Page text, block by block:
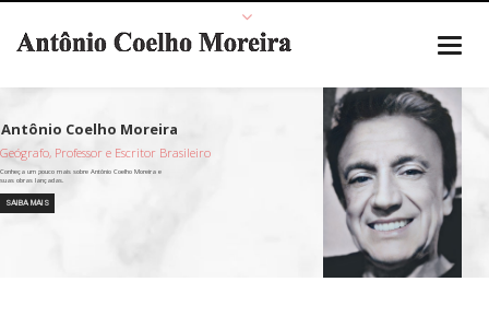
Geógrafo, Professor e Escritor Brasileiro
SAIBA MAIS